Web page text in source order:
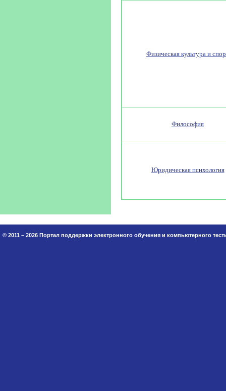
Физическая культура и
Философия
Юридическая психология
© 2011 – 2026 Портал поддержки электронного обучения и компьютерного